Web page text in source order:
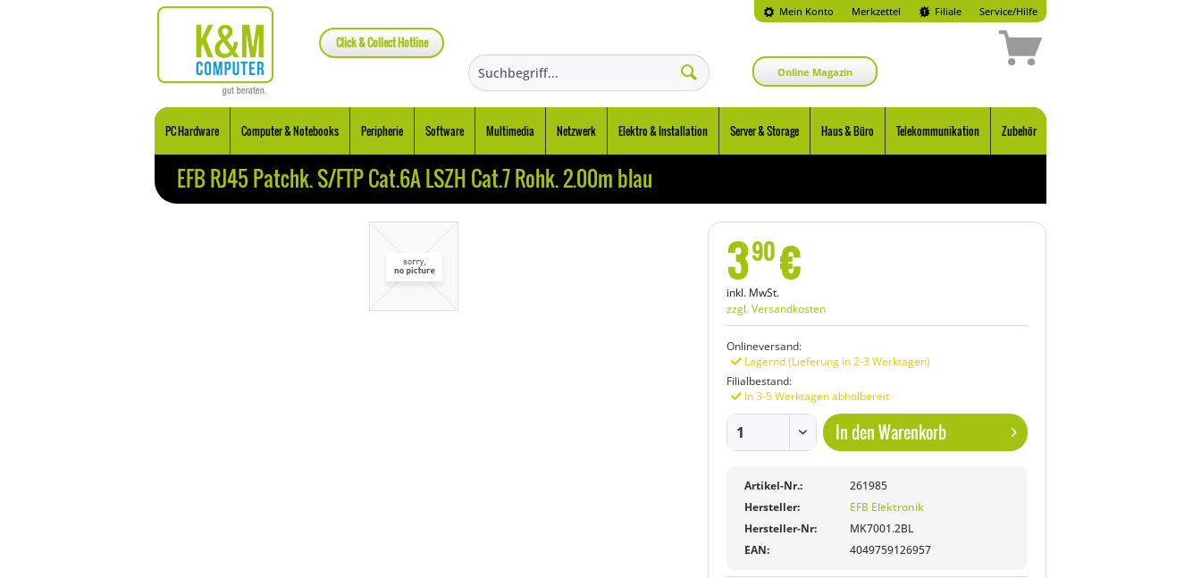
Mein Konto Merkzettel
Click & Collect Hotline
Filiale Service/Hilfe
Online Magazin
PC Hardware Computer & Notebooks Peripherie Software Multimedia Netzwerk Elektro & Installation Server & Storage Haus & Büro Telekommunikation Zubehör
EFB RJ45 Patchk. S/FTP Cat.6A LSZH Cat.7 Rohk. 2.00m blau
390€
inkl. MwSt.
zzgl. Versandkosten
Onlineversand:
Lagernd (Lieferung in 2-3 Werktagen)
Filialbestand:
In 3-5 Werktagen abholbereit
In denWarenkorb
Artikel-Nr.:
261985
Hersteller:
EFB Elektronik
Hersteller-Nr:
MK7001.2BL
EAN:
4049759126957